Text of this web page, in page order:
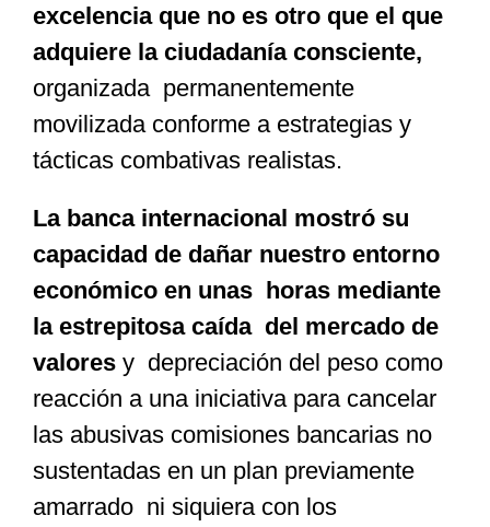
Nosotros
excelencia que no es otro que el que
adquiere la ciudadanía consciente,
organizada permanentemente
movilizada conforme a estrategias y
tácticas combativas realistas.
La banca internacional mostró su
capacidad de dañar nuestro entorno
económico en unas horas mediante
la estrepitosa caída del mercado de
valores y depreciación del peso como
reacción a una iniciativa para cancelar
las abusivas comisiones bancarias no
sustentadas en un plan previamente
amarrado ni siquiera con los